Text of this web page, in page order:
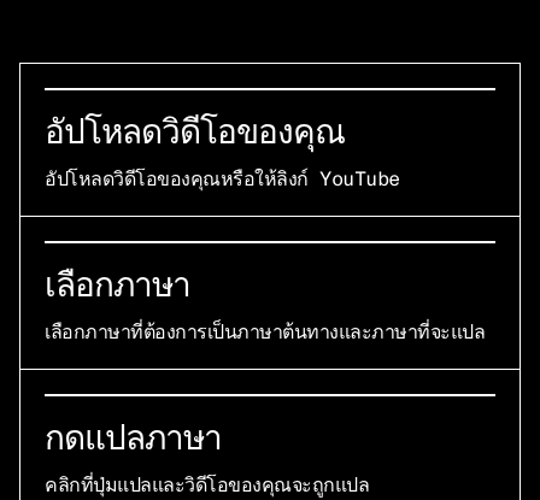
อัปโหลดวิดีโอของคุณ
อัปโหลดวิดีโอของคุณหรือให้ลิงก์ YouTube
เลือกภาษา
เลือกภาษาที่ต้องการเป็นภาษาต้นทางและภาษาที่จะแปล
กดแปลภาษา
คลิกที่ปุ่มแปลและวิดีโอของคุณจะถูกแปล